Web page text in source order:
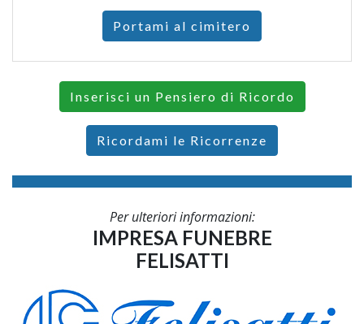
Portami al cimitero
Inserisci un Pensiero di Ricordo
Ricordami le Ricorrenze
Per ulteriori informazioni:
IMPRESA FUNEBRE
FELISATTI